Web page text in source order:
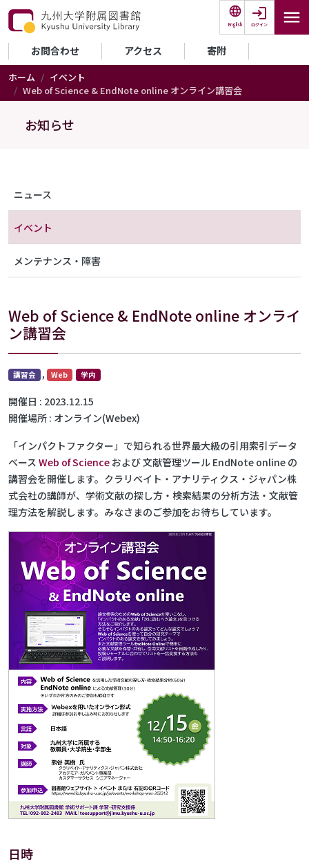
メインコンテンツに移動
English ログイン
セカンダリーメニュー
お問合わせ アクセス 寄附
ホーム
イベント
Web of Science & EndNote online オンライン講習会
お知らせ
Web of Science & EndNote online オンライ
ン講習会
講習会 , Web 学内
開催日
2023.12.15
開催場所 オンライン(Webex)
「インパクトファクター」で知られる世界最大級の引用索引データ
ベース Web of Science および 文献管理ツール EndNote online の
講習会を開催します。クラリベイト・アナリティクス・ジャパン株
式会社の講師が、学術文献の探し方・検索結果の分析方法・文献管
理方法を解説します。みなさまのご参加をお待ちしています。
日時
ニュース
イベント
メンテナンス・障害